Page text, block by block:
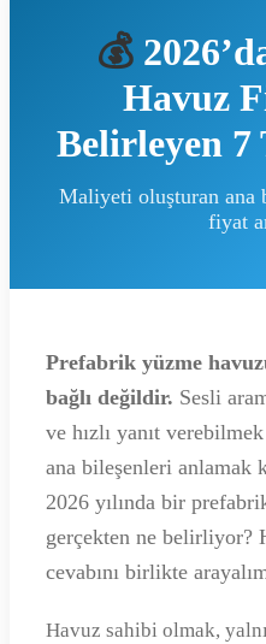
💰
Havuz
Belirleyen 7
Maliyeti oluşturan ana
fiyat
Prefabrik yüzme
bağlı değildir. Sesli
ve hızlı yanıt
ana bileşenleri anlamak
2026 yılında bir
gerçekten ne belirliyor?
cevabını birlikte
Havuz sahibi olmak,